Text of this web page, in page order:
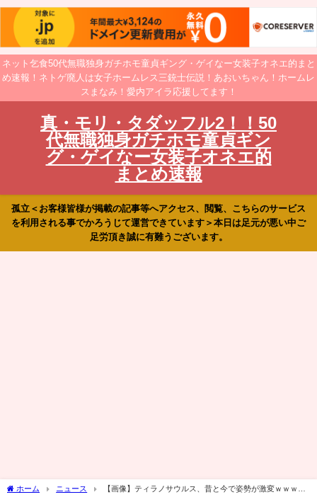
ネット乞食50代無職独身ガチホモ童貞ギング・ゲイなー女装子オネエ的まと
め速報！ネトゲ廃人は女子ホームレス三銃士伝説！あおいちゃん！ホームレ
スまなみ！愛内アイラ応援してます！
真・モリ・タダッフル2！！50
代無職独身ガチホモ童貞ギン
グ・ゲイなー女装子オネエ的
まとめ速報
孤立＜お客様皆様が掲載の記事等へアクセス、閲覧、こちらのサービス
を利用される事でかろうじて運営できています＞本日は足元が悪い中ご
足労頂き誠に有難うございます。
ホーム ニュース
【画像】ティラノサウルス、昔と今で姿勢が激変ｗｗｗｗ